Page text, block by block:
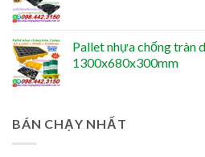
Pallet nhựa chống tràn
1300x680x300mm
BÁN CHẠY NHẤT